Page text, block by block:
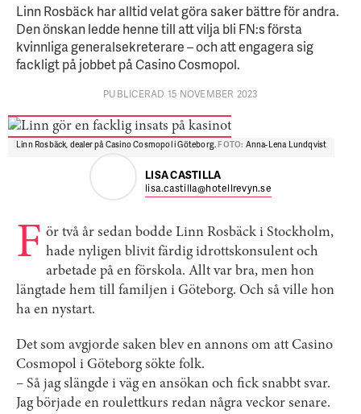
Linn Rosbäck har alltid velat göra saker bättre för andra.
Den önskan ledde henne till att vilja bli FN:s första
kvinnliga generalsekreterare – och att engagera sig
fackligt på jobbet på Casino Cosmopol.
PUBLICERAD 15 NOVEMBER 2023
Linn Rosbäck, dealer på Casino Cosmopol i Göteborg.FOTO: Anna-Lena Lundqvist
LISA CASTILLA
lisa.castilla@hotellrevyn.se
F ör två år sedan bodde Linn Rosbäck i Stockholm,
hade nyligen blivit färdig idrottskonsulent och
arbetade på en förskola. Allt var bra, men hon
längtade hem till familjen i Göteborg. Och så ville hon
ha en nystart.
Det som avgjorde saken blev en annons om att Casino
Cosmopol i Göteborg sökte folk.
– Så jag slängde i väg en ansökan och fick snabbt svar.
Jag började en roulettkurs redan några veckor senare.